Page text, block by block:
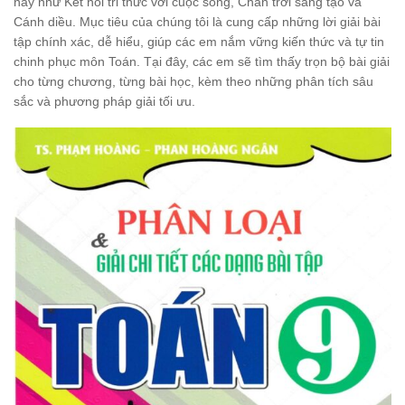
Cánh diều. Mục tiêu của chúng tôi là cung cấp những lời giải bài
tập chính xác, dễ hiểu, giúp các em nắm vững kiến thức và tự tin
chinh phục môn Toán. Tại đây, các em sẽ tìm thấy trọn bộ bài giải
cho từng chương, từng bài học, kèm theo những phân tích sâu
sắc và phương pháp giải tối ưu.